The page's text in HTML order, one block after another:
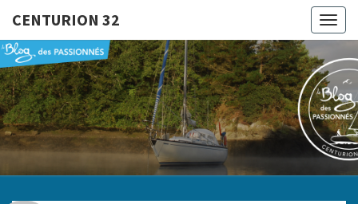
CENTURION 32
32
Le Blog
Des
Passionnés